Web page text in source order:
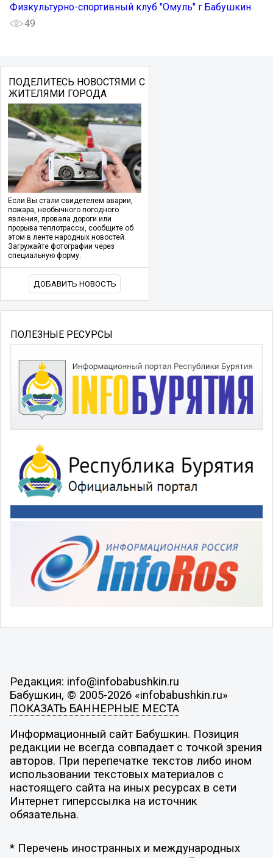
Физкультурно-спортивный клуб "Омуль" г.Бабушкин
49
ПОДЕЛИТЕСЬ НОВОСТЯМИ С
ЖИТЕЛЯМИ ГОРОДА
Если Вы стали свидетелем аварии,
пожара, необычного погодного
явления, провала дороги или
прорыва теплотрассы, сообщите об
этом в ленте народных новостей.
Загружайте фотографии через
специальную форму.
ДОБАВИТЬ НОВОСТЬ
ПОЛЕЗНЫЕ РЕСУРСЫ
Редакция: info@infobabushkin.ru
Бабушкин, © 2005-2026 «infobabushkin.ru»
ПОКАЗАТЬ БАННЕРНЫЕ МЕСТА
Информационный сайт Бабушкин. Позиция
редакции не всегда совпадает с точкой зрения
авторов. При перепечатке текстов либо ином
использовании текстовых материалов с
настоящего сайта на иных ресурсах в сети
Интернет гиперссылка на источник
обязательна.
* Перечень иностранных и международных